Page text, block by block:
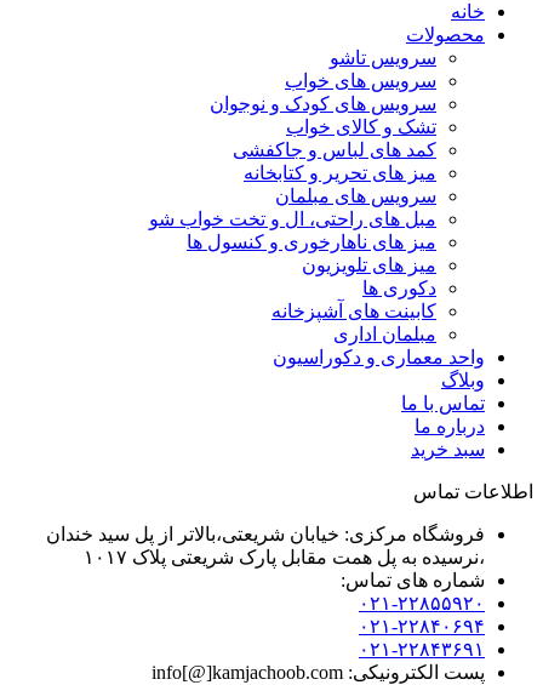
خانه
محصولات
سرویس تاشو
سرویس های خواب
سرویس های کودک و نوجوان
تشک و کالای خواب
کمد های لباس و جاکفشی
میز های تحریر و کتابخانه
سرویس های مبلمان
مبل های راحتی، ال و تخت خواب شو
میز های ناهارخوری و کنسول ها
میز های تلویزیون
دکوری ها
کابینت های آشپزخانه
مبلمان اداری
واحد معماری و دکوراسیون
وبلاگ
تماس با ما
درباره ما
سبد خرید
اطلاعات تماس
فروشگاه مرکزی: خیابان شریعتی،بالاتر از پل سید خندان
،نرسیده به پل همت مقابل پارک شریعتی پلاک ۱۰۱۷
شماره های تماس:
۰۲۱-۲۲۸۵۵۹۲۰
۰۲۱-۲۲۸۴۰۶۹۴
۰۲۱-۲۲۸۴۳۶۹۱
پست الکترونیکی: info[@]kamjachoob.com